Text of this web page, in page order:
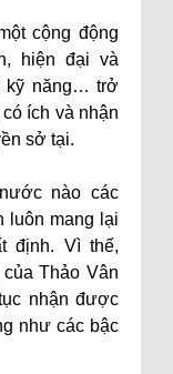
cộng động
hiện đại và
kỹ năng… trở
ích và nhận
sở tại.
nào các
luôn mang lại
định. Vì thế,
Thảo Vân
nhận được
như các bậc